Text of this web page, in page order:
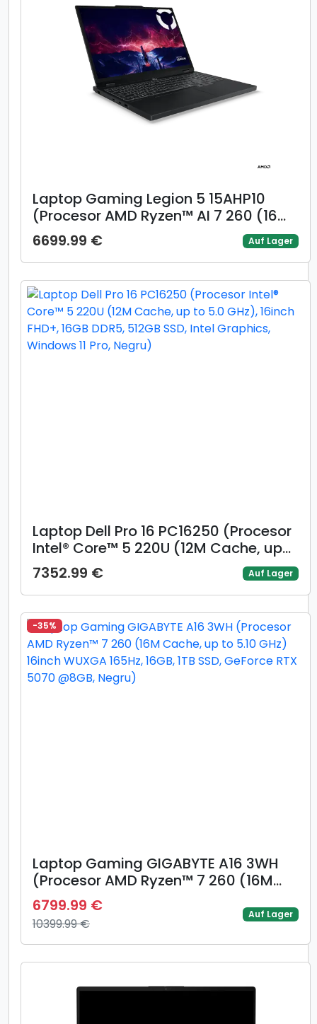
Laptop Gaming Legion 5 15AHP10
(Procesor AMD Ryzen™ AI 7 260 (16M
Cache, up to 5.10 GHz) 15.1inch
WQXGA OLED 165Hz, 16GB, 1TB SSD,
NVIDIA GeForce RTX 5050 @8GB,
Negru)
6699.99 € Auf Lager
Laptop Dell Pro 16 PC16250 (Procesor
Intel® Core™ 5 220U (12M Cache, up
to 5.0 GHz), 16inch FHD+, 16GB DDR5,
512GB SSD, Intel Graphics, Windows 11
Pro, Negru)
7352.99 € Auf Lager
-35%
Laptop Gaming GIGABYTE A16 3WH
(Procesor AMD Ryzen™ 7 260 (16M
Cache, up to 5.10 GHz) 16inch WUXGA
165Hz, 16GB, 1TB SSD, GeForce RTX
5070 @8GB, Negru)
6799.99 €
10399.99 €
Auf Lager